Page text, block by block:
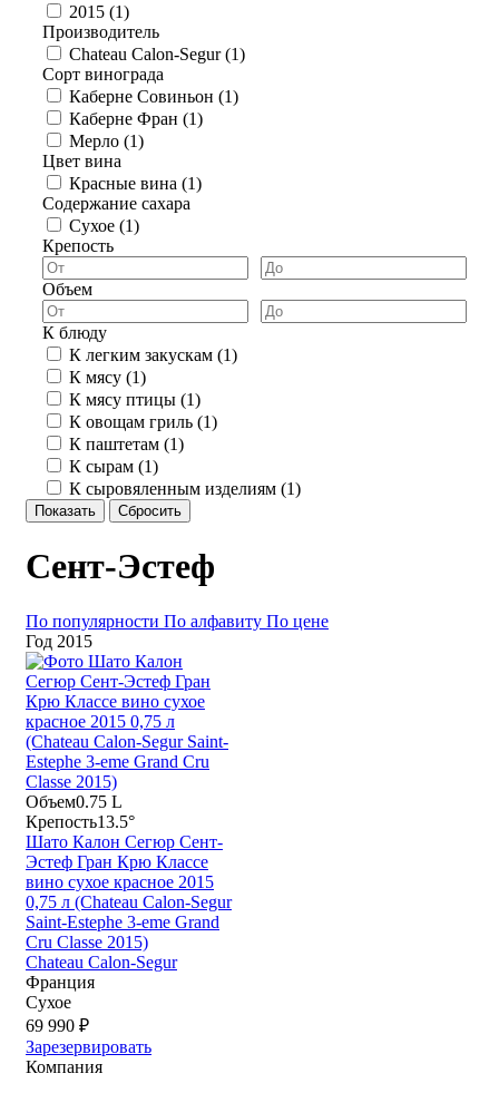
2015 (1)
Производитель
Chateau Calon-Segur (1)
Сорт винограда
Каберне Совиньон (1)
Каберне Фран (1)
Мерло (1)
Цвет вина
Красные вина (1)
Содержание сахара
Сухое (1)
Крепость
Объем
К блюду
К легким закускам (1)
К мясу (1)
К мясу птицы (1)
К овощам гриль (1)
К паштетам (1)
К сырам (1)
К сыровяленным изделиям (1)
Показать Сбросить
Сент-Эстеф
По популярности По алфавиту По цене
Год 2015
Объем0.75 L
Крепость13.5°
Шато Калон Сегюр Сент-
Эстеф Гран Крю Классе
вино сухое красное 2015
0,75 л (Chateau Calon-Segur
Saint-Estephe 3-eme Grand
Cru Classe 2015)
Chateau Calon-Segur
Франция
Сухое
69 990 ₽
Зарезервировать
Компания